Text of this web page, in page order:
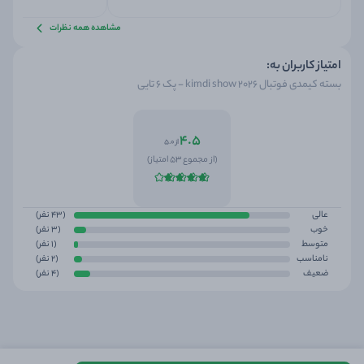
مشاهده همه نظرات
امتیاز کاربران به:
بسته کیمدی فوتبال kimdi show 2026 - پک 6 تایی
4.5از 5.0
(از مجموع 53 امتیاز)
عالی
(43 نفر)
خوب
(3 نفر)
متوسط
(1 نفر)
نامناسب
(2 نفر)
ضعیف
(4 نفر)